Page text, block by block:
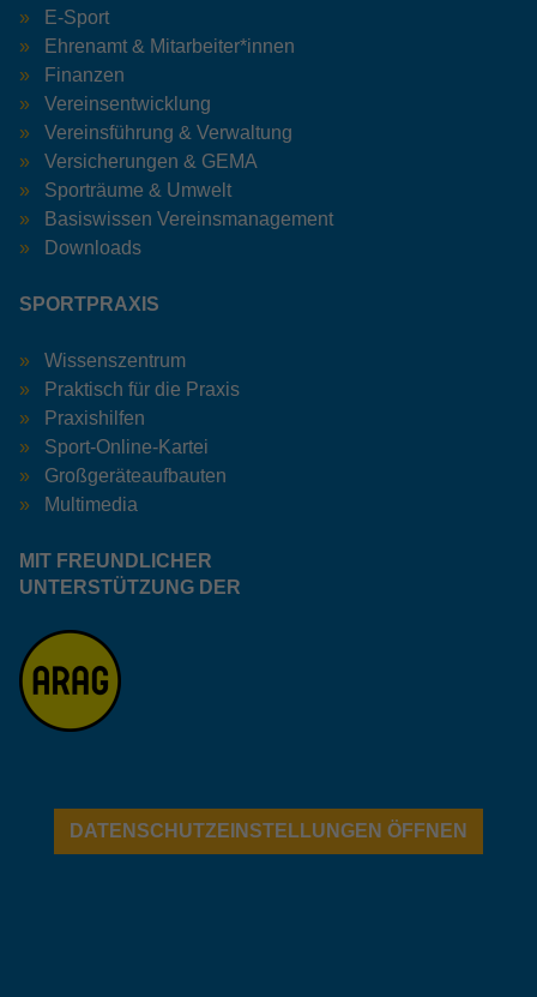
E-Sport
Ehrenamt & Mitarbeiter*innen
Finanzen
Vereinsentwicklung
Vereinsführung & Verwaltung
Versicherungen & GEMA
Sporträume & Umwelt
Basiswissen Vereinsmanagement
Downloads
SPORTPRAXIS
Wissenszentrum
Praktisch für die Praxis
Praxishilfen
Sport-Online-Kartei
Großgeräteaufbauten
Multimedia
MIT FREUNDLICHER
UNTERSTÜTZUNG DER
DATENSCHUTZEINSTELLUNGEN ÖFFNEN